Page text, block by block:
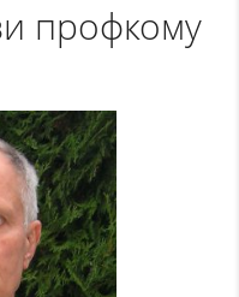
профкому